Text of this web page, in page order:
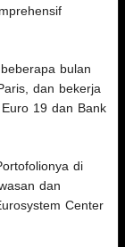
bulan
dan bekerja
19 dan Bank
di
dan
Center